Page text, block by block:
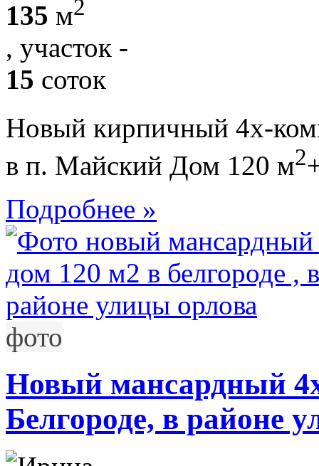
135 м2
, участок -
15 соток
Новый кирпичный 4х-
в п. Майский Дом 120 м2
Подробнее »
фото
Новый мансардный
Белгороде, в районе